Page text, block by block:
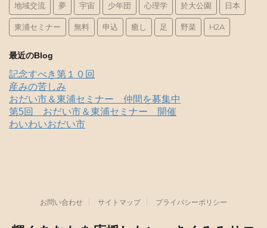
地域交流 夢 宇宙 少年団 心理学 於大公園 日本
東浦セミナー 無料 申込 癒し 足 野菜 H2A
最近のBlog
記念すべき第１０回
産みの苦しみ
おだい市＆東浦セミナー 仲間を募集中
第5回 おだい市＆東浦セミナー 開催
わいわいおだい市
お問い合わせ サイトマップ プライバシーポリシー